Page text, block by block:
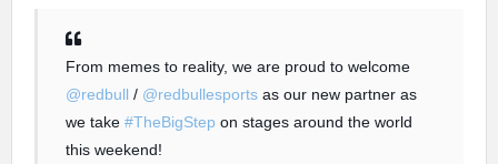
From memes to reality, we are proud to welcome
@redbull / @redbullesports as our new partner as
we take #TheBigStep on stages around the world
this weekend!